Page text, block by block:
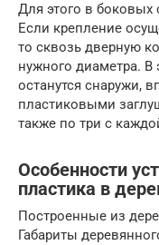
Для этого в боковых
Если крепление
то сквозь дверную
нужного диаметра. В
останутся снаружи,
пластиковыми
также по три с
Особенности
пластика в
Построенные из
Габариты